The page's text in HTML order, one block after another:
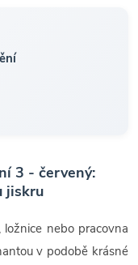
3 - červený:
jiskru
nebo pracovna
v podobě krásné